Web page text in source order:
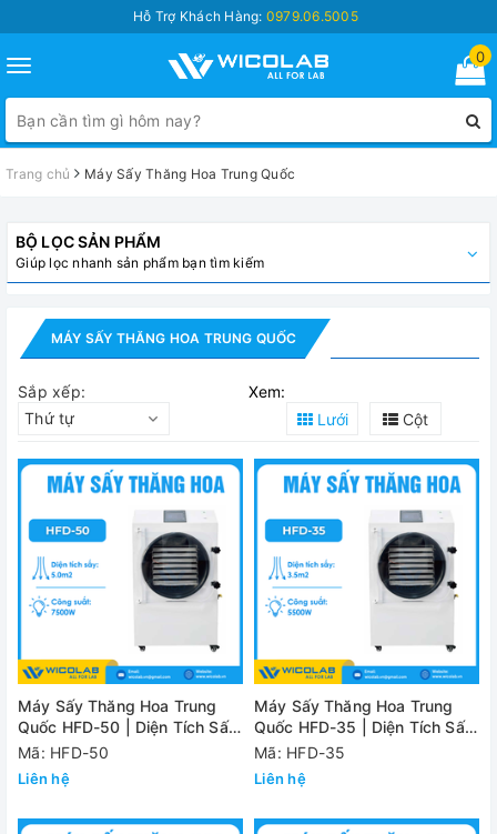
Hỗ Trợ Khách Hàng: 0979.06.5005
Toggle
navigation
0
Trang chủ Máy Sấy Thăng Hoa Trung Quốc
BỘ LỌC SẢN PHẨM
Giúp lọc nhanh sản phẩm bạn tìm kiếm
MÁY SẤY THĂNG HOA TRUNG QUỐC
Sắp xếp:
Thứ tự
Xem:
Lưới
Cột
Máy Sấy Thăng Hoa Trung
Quốc HFD-50 | Diện Tích Sấy
5.0m2
Mã: HFD-50
Liên hệ
Máy Sấy Thăng Hoa Trung
Quốc HFD-35 | Diện Tích Sấy
3.5m2
Mã: HFD-35
Liên hệ